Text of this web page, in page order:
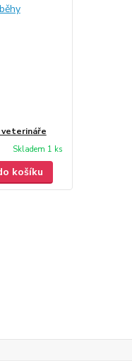
veterináře
Skladem 1 ks
košíku